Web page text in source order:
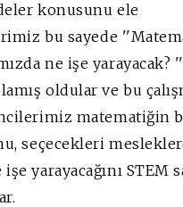
konusunu ele
bu sayede
ne işe yarayacak? ''
oldular ve bu
matematiğin
seçecekleri
yarayacağını STEM